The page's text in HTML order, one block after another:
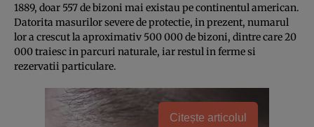
1889, doar 557 de bizoni mai existau pe continentul american.
Datorita masurilor severe de protectie, in prezent, numarul
lor a crescut la aproximativ 500 000 de bizoni, dintre care 20
000 traiesc in parcuri naturale, iar restul in ferme si
rezervatii particulare.
Citește articolul